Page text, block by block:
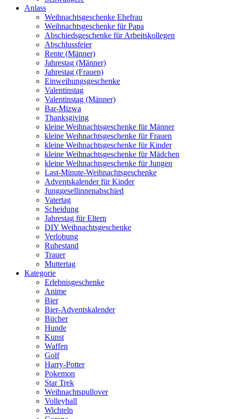
Anlass
Weihnachtsgeschenke Ehefrau
Weihnachtsgeschenke für Papa
Abschiedsgeschenke für Arbeitskollegen
Abschlussfeier
Rente (Männer)
Jahrestag (Männer)
Jahrestag (Frauen)
Einweihungsgeschenke
Valentinstag
Valentinstag (Männer)
Bar-Mizwa
Thanksgiving
kleine Weihnachtsgeschenke für Männer
kleine Weihnachtsgeschenke für Frauen
kleine Weihnachtsgeschenke für Kinder
kleine Weihnachtsgeschenke für Mädchen
kleine Weihnachtsgeschenke für Jungen
Last-Minute-Weihnachtsgeschenke
Adventskalender für Kinder
Junggesellinnenabschied
Vatertag
Scheidung
Jahrestag für Eltern
DIY Weihnachtsgeschenke
Verlobung
Ruhestand
Trauer
Muttertag
Kategorie
Erlebnisgeschenke
Anime
Bier
Bier-Adventskalender
Bücher
Hunde
Kunst
Waffen
Golf
Harry-Potter
Pokemon
Star Trek
Weihnachtspullover
Volleyball
Wichteln